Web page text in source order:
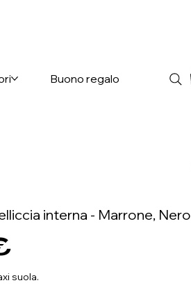
Buono regalo
interna - Marrone, Nero
suola.